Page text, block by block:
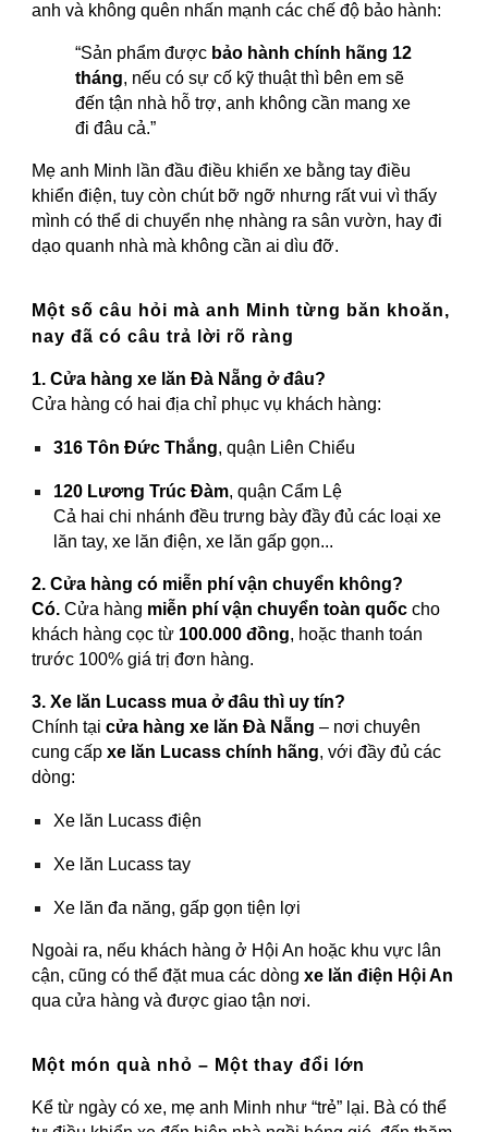
anh và không quên nhấn mạnh các chế độ bảo hành:
“Sản phẩm được bảo hành chính hãng 12
tháng, nếu có sự cố kỹ thuật thì bên em sẽ
đến tận nhà hỗ trợ, anh không cần mang xe
đi đâu cả.”
Mẹ anh Minh lần đầu điều khiển xe bằng tay điều
khiển điện, tuy còn chút bỡ ngỡ nhưng rất vui vì thấy
mình có thể di chuyển nhẹ nhàng ra sân vườn, hay đi
dạo quanh nhà mà không cần ai dìu đỡ.
Một số câu hỏi mà anh Minh từng băn khoăn,
nay đã có câu trả lời rõ ràng
1. Cửa hàng xe lăn Đà Nẵng ở đâu?
Cửa hàng có hai địa chỉ phục vụ khách hàng:
316 Tôn Đức Thắng, quận Liên Chiểu
120 Lương Trúc Đàm, quận Cẩm Lệ
Cả hai chi nhánh đều trưng bày đầy đủ các loại xe
lăn tay, xe lăn điện, xe lăn gấp gọn...
2. Cửa hàng có miễn phí vận chuyển không?
Có. Cửa hàng miễn phí vận chuyển toàn quốc cho
khách hàng cọc từ 100.000 đồng, hoặc thanh toán
trước 100% giá trị đơn hàng.
3. Xe lăn Lucass mua ở đâu thì uy tín?
Chính tạicửa hàng xe lăn Đà Nẵng – nơi chuyên
cung cấpxe lăn Lucass chính hãng, với đầy đủ các
dòng:
Xe lăn Lucass điện
Xe lăn Lucass tay
Xe lăn đa năng, gấp gọn tiện lợi
Ngoài ra, nếu khách hàng ở Hội An hoặc khu vực lân
cận, cũng có thể đặt mua các dòngxe lăn điện Hội An
qua cửa hàng và được giao tận nơi.
Một món quà nhỏ – Một thay đổi lớn
Kể từ ngày có xe, mẹ anh Minh như “trẻ” lại. Bà có thể